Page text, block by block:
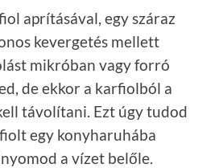
aprításával, egy száraz
kevergetés mellett
mikróban vagy forró
de ekkor a karfiolból a
távolítani. Ezt úgy tudod
egy konyharuhába
a vízet belőle.